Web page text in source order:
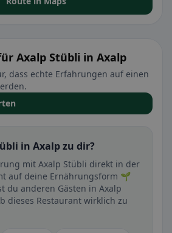
Axalp Stübli in Axalp
dass echte Erfahrungen auf einen
in Axalp zu dir?
mit Axalp Stübli direkt in der
auf deine Ernährungsform 🌱
du anderen Gästen in Axalp
dieses Restaurant wirklich zu